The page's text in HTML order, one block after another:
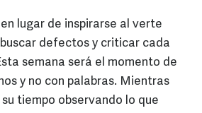
lugar de inspirarse al verte
defectos y criticar cada
semana será el momento de
y no con palabras. Mientras
tiempo observando lo que